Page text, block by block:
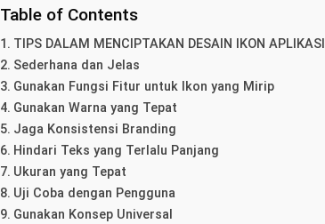
Table of Contents
TIPS DALAM MENCIPTAKAN DESAIN IKON
Sederhana dan Jelas
Gunakan Fungsi Fitur untuk Ikon yang Mirip
Gunakan Warna yang Tepat
Jaga Konsistensi Branding
Hindari Teks yang Terlalu Panjang
Ukuran yang Tepat
Uji Coba dengan Pengguna
Gunakan Konsep Universal